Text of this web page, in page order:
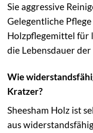
Sie aggressive
Gelegentliche
Holzpflegemittel für
die Lebensdauer
Wie
Kratzer?
Sheesham Holz ist
aus